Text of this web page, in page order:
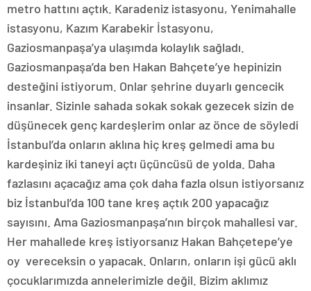
metro hattını açtık. Karadeniz istasyonu, Yenimahalle
istasyonu, Kazım Karabekir İstasyonu,
Gaziosmanpaşa’ya ulaşımda kolaylık sağladı.
Gaziosmanpaşa’da ben Hakan Bahçete’ye hepinizin
desteğini istiyorum. Onlar şehrine duyarlı gencecik
insanlar. Sizinle sahada sokak sokak gezecek sizin de
düşünecek genç kardeşlerim onlar az önce de söyledi
İstanbul’da onların aklına hiç kreş gelmedi ama bu
kardeşiniz iki taneyi açtı üçüncüsü de yolda. Daha
fazlasını açacağız ama çok daha fazla olsun istiyorsanız
biz İstanbul’da 100 tane kreş açtık 200 yapacağız
sayısını. Ama Gaziosmanpaşa’nın birçok mahallesi var.
Her mahallede kreş istiyorsanız Hakan Bahçetepe’ye
oy vereceksin o yapacak. Onların, onların işi gücü aklı
çocuklarımızda annelerimizle değil. Bizim aklımız